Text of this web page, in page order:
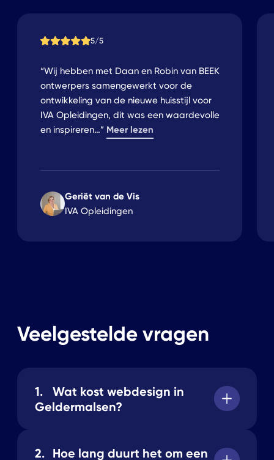
5/5
“Wij hebben met Daan en Robin van BEEK
ontwerpers samengewerkt voor de
ontwikkeling van de nieuwe huisstijl voor
IVA Opleidingen, dit was een waardevolle
en inspireren…” Meer lezen
Geriët van de Vis
IVA Opleidingen
Veelgestelde vragen
1.
Wat kost webdesign in
Geldermalsen?
prijzen. De kosten hangen af van je wensen,
2. Hoe lang duurt het om een